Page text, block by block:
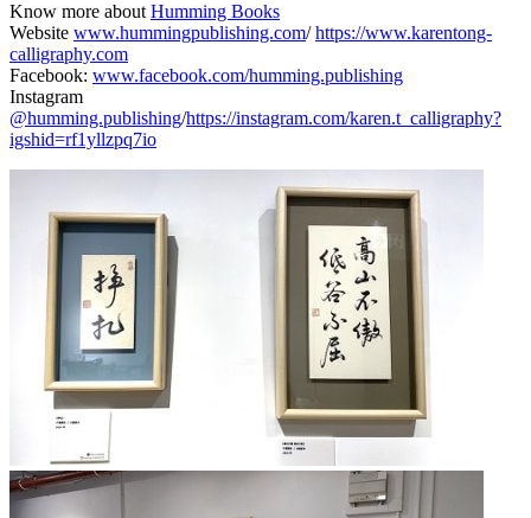
Know more aboutHumming Books
Website www.hummingpublishing.com/https://www.karentong-
calligraphy.com
Facebook: www.facebook.com/humming.publishing
Instagram
@humming.publishing/https://instagram.com/karen.t_calligraphy?
igshid=rf1yllzpq7io